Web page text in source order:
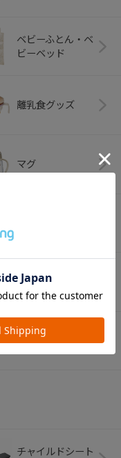
ベビーふとん・ベ
ビーベッド
離乳食グッズ
マグ
ベビートイ
ペット用品
チャイルドシート